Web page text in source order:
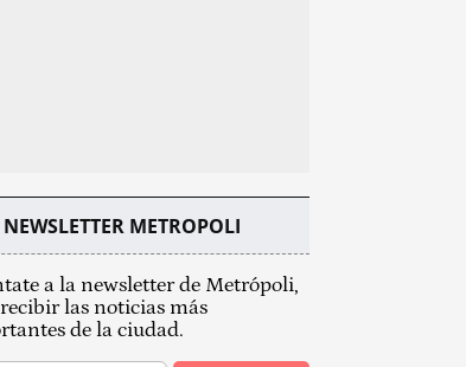
NEWSLETTER METROPOLI
a la newsletter de Metrópoli,
las noticias más
de la ciudad.